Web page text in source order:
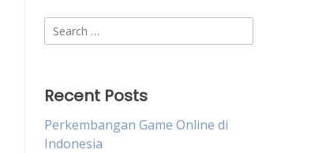
Search
for:
Recent Posts
Perkembangan Game Online di
Indonesia